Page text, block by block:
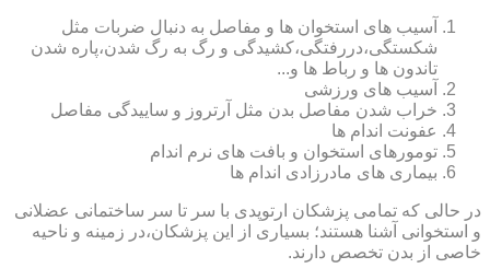
آسیب های استخوان ها و مفاصل به دنبال ضربات مثل
شکستگی،دررفتگی،کشیدگی و رگ به رگ شدن،پاره شدن
تاندون ها و رباط ها و...
آسیب های ورزشی
خراب شدن مفاصل بدن مثل آرتروز و ساییدگی مفاصل
عفونت اندام ها
تومورهای استخوان و بافت های نرم اندام
بیماری های مادرزادی اندام ها
در حالی که تمامی پزشکان ارتوپدی با سر تا سر ساختمانی عضلانی
و استخوانی آشنا هستند؛ بسیاری از این پزشکان،در زمینه و ناحیه
خاصی از بدن تخصص دارند.